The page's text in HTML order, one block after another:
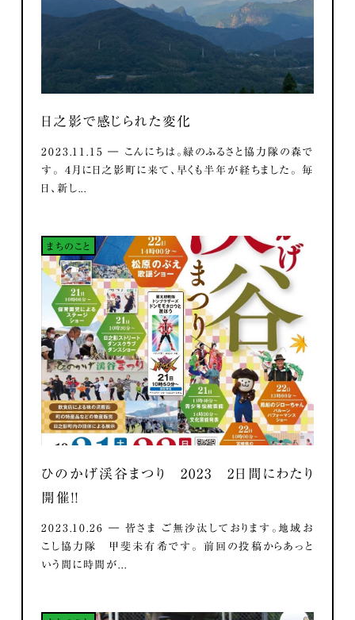
日之影で感じられた変化
2023.11.15 ― こんにちは。緑のふるさと協力隊の森で
す。 ４月に日之影町に来て、早くも半年が経ちました。 毎
日、新し...
まちのこと
ひのかげ渓谷まつり 2023 2日間にわたり
開催！！
2023.10.26 ― 皆さま ご無沙汰しております。地域お
こし協力隊 甲斐未有希です。 前回の投稿からあっと
いう間に時間が...